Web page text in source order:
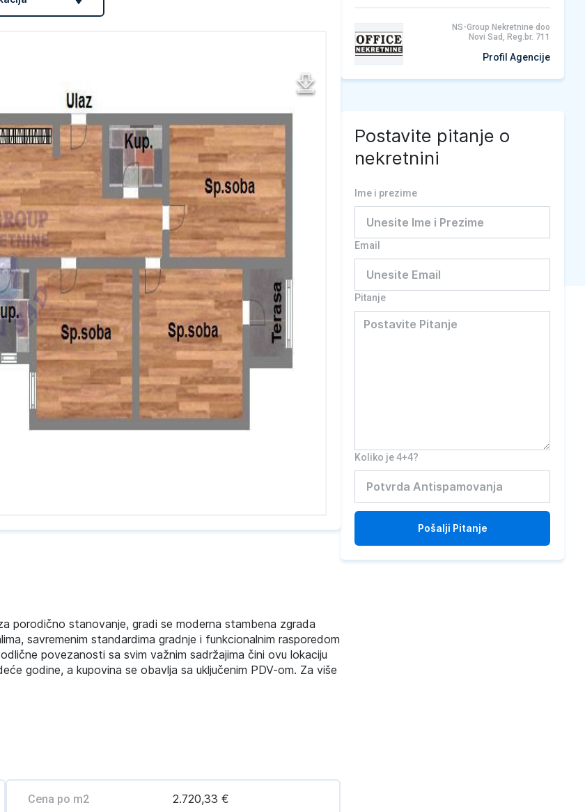
porodično stanovanje, gradi se moderna stambena zgrada
savremenim standardima gradnje i funkcionalnim rasporedom
povezanosti sa svim važnim sadržajima čini ovu lokaciju
godine, a kupovina se obavlja sa uključenim PDV-om. Za više
Cena po m2 2.720,33 €
NS-Group Nekretnine doo
Novi Sad, Reg.br. 711
Profil Agencije
Postavite pitanje o
nekretnini
Ime i prezime
Email
Pitanje
Koliko je 4+4?
Pošalji Pitanje